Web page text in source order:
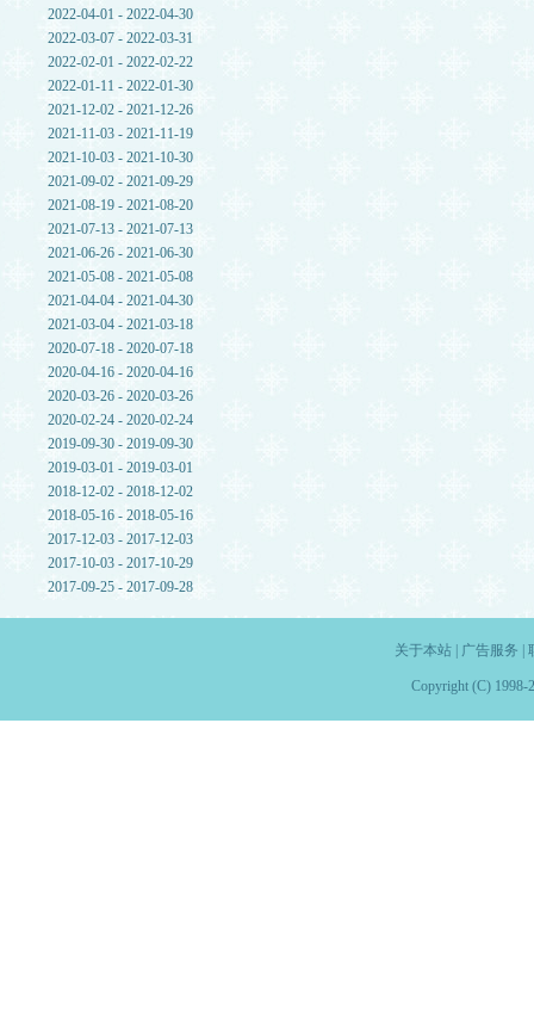
2022-04-01 - 2022-04-30
2022-03-07 - 2022-03-31
2022-02-01 - 2022-02-22
2022-01-11 - 2022-01-30
2021-12-02 - 2021-12-26
2021-11-03 - 2021-11-19
2021-10-03 - 2021-10-30
2021-09-02 - 2021-09-29
2021-08-19 - 2021-08-20
2021-07-13 - 2021-07-13
2021-06-26 - 2021-06-30
2021-05-08 - 2021-05-08
2021-04-04 - 2021-04-30
2021-03-04 - 2021-03-18
2020-07-18 - 2020-07-18
2020-04-16 - 2020-04-16
2020-03-26 - 2020-03-26
2020-02-24 - 2020-02-24
2019-09-30 - 2019-09-30
2019-03-01 - 2019-03-01
2018-12-02 - 2018-12-02
2018-05-16 - 2018-05-16
2017-12-03 - 2017-12-03
2017-10-03 - 2017-10-29
2017-09-25 - 2017-09-28
关于本站| 广告服务
Copyright (C) 1998-